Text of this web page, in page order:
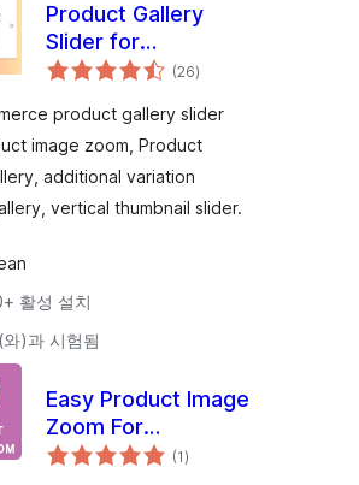
Product Gallery
Slider for
WooCommerce,
Zoom, Product
Video, Additional
Variation Images
Gallery – WPBean
(26전
체
점
)
product gallery slider
image zoom, Product
additional variation
vertical thumbnail slider.
활성 설치
)과 시험됨
Easy Product Image
Zoom For
WooCommerce
(1전
체)